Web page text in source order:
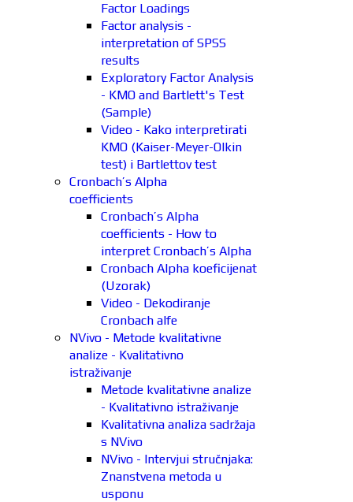
Factor Loadings
Factor analysis -
interpretation of SPSS
results
Exploratory Factor Analysis
- KMO and Bartlett's Test
(Sample)
Video - Kako interpretirati
KMO (Kaiser-Meyer-Olkin
test) i Bartlettov test
Cronbach’s Alpha
coefficients
Cronbach’s Alpha
coefficients - How to
interpret Cronbach’s Alpha
Cronbach Alpha koeficijenat
(Uzorak)
Video - Dekodiranje
Cronbach alfe
NVivo - Metode kvalitativne
analize - Kvalitativno
istraživanje
Metode kvalitativne analize
- Kvalitativno istraživanje
Kvalitativna analiza sadržaja
s NVivo
NVivo - Intervjui stručnjaka:
Znanstvena metoda u
usponu